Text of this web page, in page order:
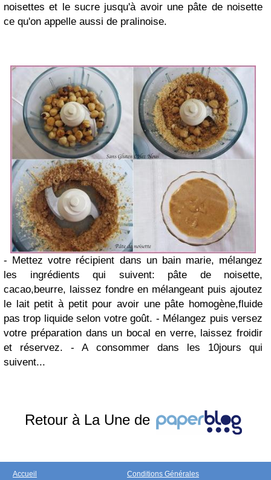
noisettes et le sucre jusqu'à avoir une pâte de noisette
ce qu'on appelle aussi de pralinoise.
- Mettez votre récipient dans un bain marie, mélangez
les ingrédients qui suivent: pâte de noisette,
cacao,beurre, laissez fondre en mélangeant puis ajoutez
le lait petit à petit pour avoir une pâte homogène,fluide
pas trop liquide selon votre goût. - Mélangez puis versez
votre préparation dans un bocal en verre, laissez froidir
et réservez.
- A consommer dans les 10jours qui
suivent...
Retour à La Une de
Accueil Conditions Générales